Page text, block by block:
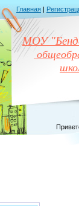
Главная |
МОУ